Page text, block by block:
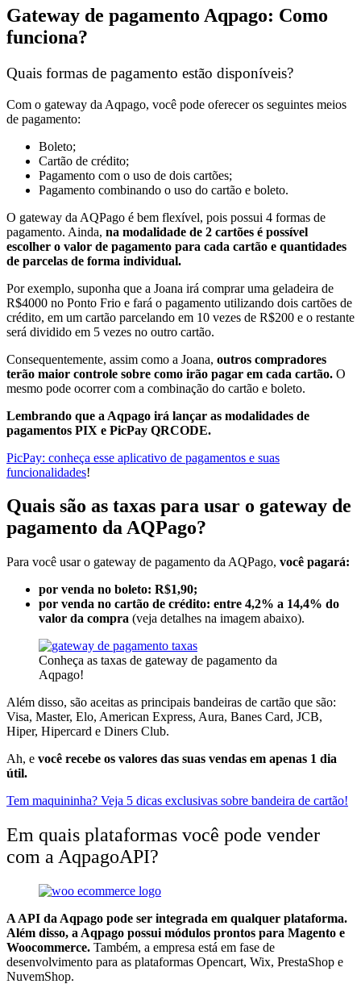
Gateway de pagamento Aqpago: Como
funciona?
Quais formas de pagamento estão disponíveis?
Com o gateway da Aqpago, você pode oferecer os seguintes meios
de pagamento:
Boleto;
Cartão de crédito;
Pagamento com o uso de dois cartões;
Pagamento combinando o uso do cartão e boleto.
O gateway da AQPago é bem flexível, pois possui 4 formas de
pagamento. Ainda, na modalidade de 2 cartões é possível
escolher o valor de pagamento para cada cartão e quantidades
de parcelas de forma individual.
Por exemplo, suponha que a Joana irá comprar uma geladeira de
R$4000 no Ponto Frio e fará o pagamento utilizando dois cartões de
crédito, em um cartão parcelando em 10 vezes de R$200 e o restante
será dividido em 5 vezes no outro cartão.
Consequentemente, assim como a Joana, outros compradores
terão maior controle sobre como irão pagar em cada cartão. O
mesmo pode ocorrer com a combinação do cartão e boleto.
Lembrando que a Aqpago irá lançar as modalidades de
pagamentos PIX e PicPay QRCODE.
PicPay: conheça esse aplicativo de pagamentos e suas
funcionalidades!
Quais são as taxas para usar o gateway de
pagamento da AQPago?
Para você usar o gateway de pagamento da AQPago, você pagará:
por venda no boleto: R$1,90;
por venda no cartão de crédito: entre 4,2% a 14,4% do
valor da compra (veja detalhes na imagem abaixo).
Conheça as taxas de gateway de pagamento da
Aqpago!
Além disso, são aceitas as principais bandeiras de cartão que são:
Visa, Master, Elo, American Express, Aura, Banes Card, JCB,
Hiper, Hipercard e Diners Club.
Ah, e você recebe os valores das suas vendas em apenas 1 dia
útil.
Tem maquininha? Veja 5 dicas exclusivas sobre bandeira de cartão!
Em quais plataformas você pode vender
com a AqpagoAPI?
A API da Aqpago pode ser integrada em qualquer plataforma.
Além disso, a Aqpago possui módulos prontos para Magento e
Woocommerce. Também, a empresa está em fase de
desenvolvimento para as plataformas Opencart, Wix, PrestaShop e
NuvemShop.